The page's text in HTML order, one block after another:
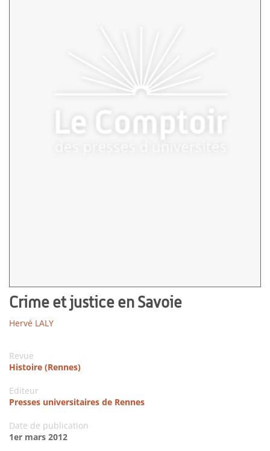
Crime et justice en Savoie
Hervé LALY
Revue
Histoire (Rennes)
Editeur
Presses universitaires de Rennes
Date de publication
1er mars 2012